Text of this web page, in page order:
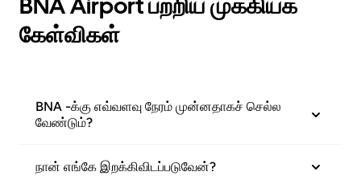
கேள்விகள்
BNA -க்கு எவ்வளவு நேரம் முன்னதாகச் செல்ல
வேண்டும்?
நான் எங்கே இறக்கிவிடப்படுவேன்?